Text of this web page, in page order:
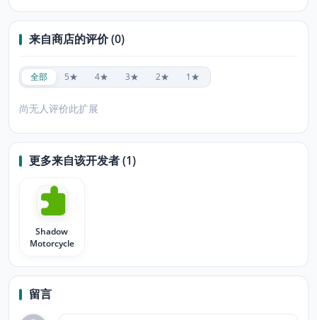
来自商店的评价 (0)
全部 5★ 4★ 3★ 2★ 1★
尚无人评价此扩展
更多来自该开发者 (1)
Shadow
Motorcycle
留言